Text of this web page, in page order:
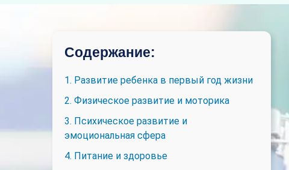
Содержание:
1. Развитие ребенка в первый год жизни
2. Физическое развитие и моторика
3. Психическое развитие и
эмоциональная сфера
4. Питание и здоровье